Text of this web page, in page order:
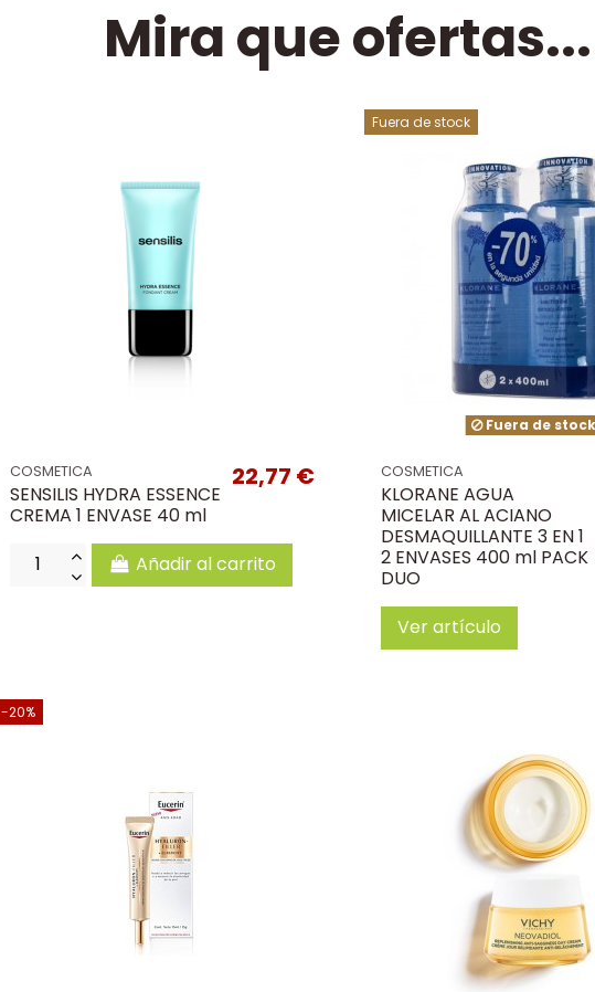
Mira que ofertas...
COSMETICA
SENSILIS HYDRA ESSENCE
CREMA 1 ENVASE 40 ml
22,77 €
Añadir al carrito
Fuera de stock
Fuera de stock
COSMETICA
KLORANE AGUA
MICELAR AL ACIANO
DESMAQUILLANTE 3 EN 1
2 ENVASES 400 ml PACK
DUO
Ver artículo
-20%